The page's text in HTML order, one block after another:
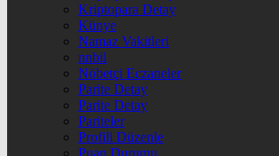
Kriptopara Detay
Künye
Namaz Vakitleri
nnbil
Nöbetçi Eczaneler
Parite Detay
Parite Detay
Pariteler
Profili Düzenle